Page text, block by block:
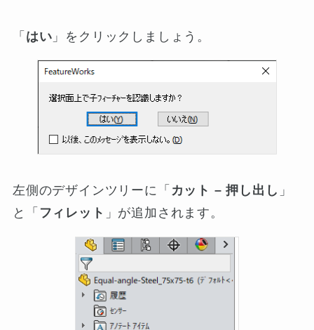
「 はい 」をクリックしましょう。
左側のデザインツリーに「 カット – 押し出し 」
と「 フィレット 」が追加されます。